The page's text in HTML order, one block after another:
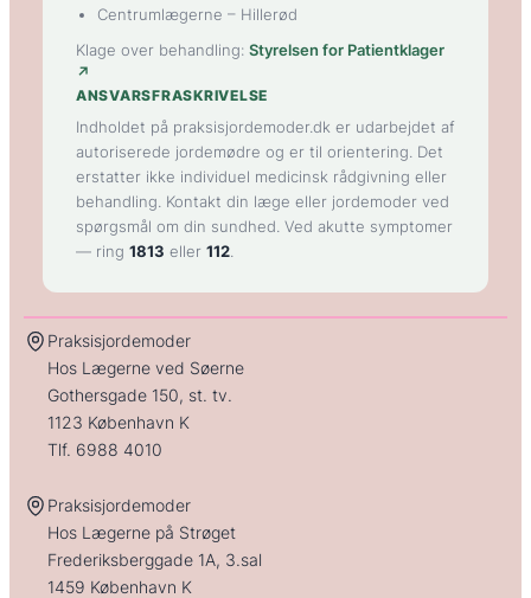
Centrumlægerne – Hillerød
Klage over behandling: Styrelsen for Patientklager
↗
ANSVARSFRASKRIVELSE
Indholdet på praksisjordemoder.dk er udarbejdet af
autoriserede jordemødre og er til orientering. Det
erstatter ikke individuel medicinsk rådgivning eller
behandling. Kontakt din læge eller jordemoder ved
spørgsmål om din sundhed. Ved akutte symptomer
— ring 1813 eller 112
Praksisjordemoder
Hos Lægerne ved Søerne
Gothersgade 150, st. tv.
1123 København K
Tlf. 6988 4010
Praksisjordemoder
Hos Lægerne på Strøget
Frederiksberggade 1A, 3.sal
1459 København K